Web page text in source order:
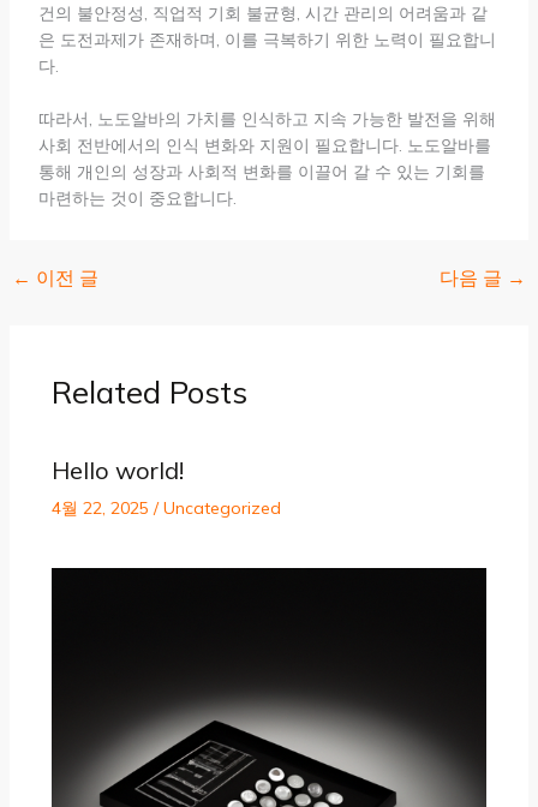
건의 불안정성, 직업적 기회 불균형, 시간 관리의 어려움과 같
은 도전과제가 존재하며, 이를 극복하기 위한 노력이 필요합니
다.
따라서, 노도알바의 가치를 인식하고 지속 가능한 발전을 위해
사회 전반에서의 인식 변화와 지원이 필요합니다. 노도알바를
통해 개인의 성장과 사회적 변화를 이끌어 갈 수 있는 기회를
마련하는 것이 중요합니다.
← 이전 글 다음 글 →
Related Posts
Hello world!
4월 22, 2025 /Uncategorized